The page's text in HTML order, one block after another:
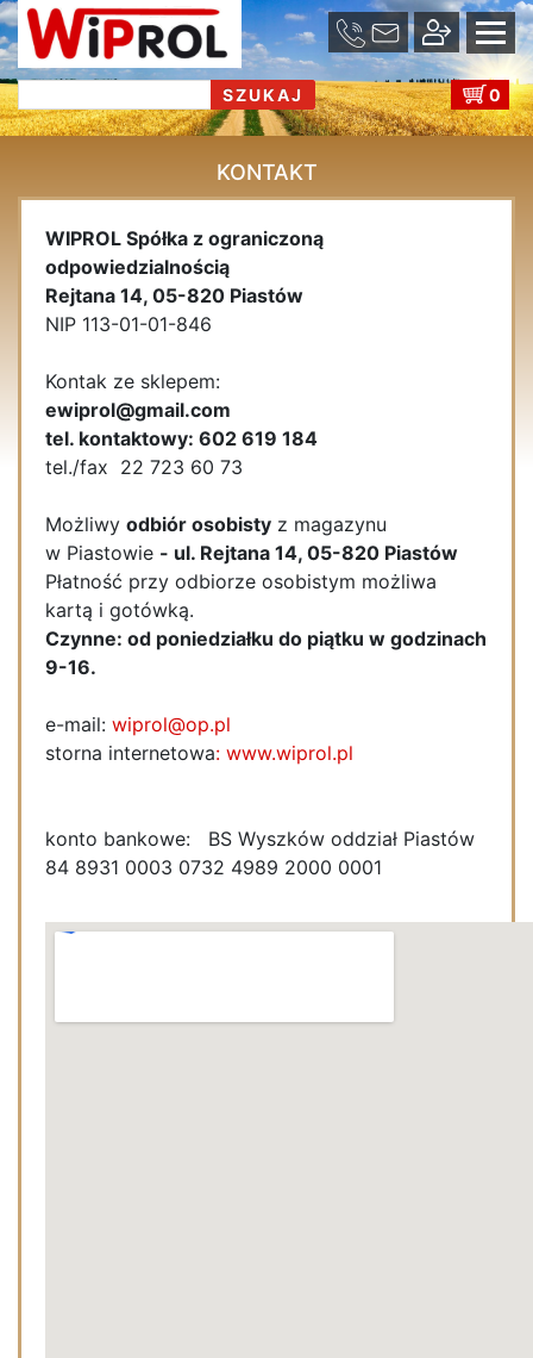
0
KONTAKT
WIPROL Spółka z ograniczoną
odpowiedzialnością
Rejtana 14, 05-820 Piastów
NIP 113-01-01-846
Kontak ze sklepem:
ewiprol@gmail.com
tel. kontaktowy: 602 619 184
tel./fax 22 723 60 73
Możliwy odbiór osobisty z magazynu
w Piastowie - ul. Rejtana 14, 05-820 Piastów
Płatność przy odbiorze osobistym możliwa
kartą i gotówką.
Czynne: od poniedziałku do piątku w godzinach
9-16.
e-mail: wiprol@op.pl
storna internetowa: www.wiprol.pl
konto bankowe: BS Wyszków oddział Piastów
84 8931 0003 0732 4989 2000 0001